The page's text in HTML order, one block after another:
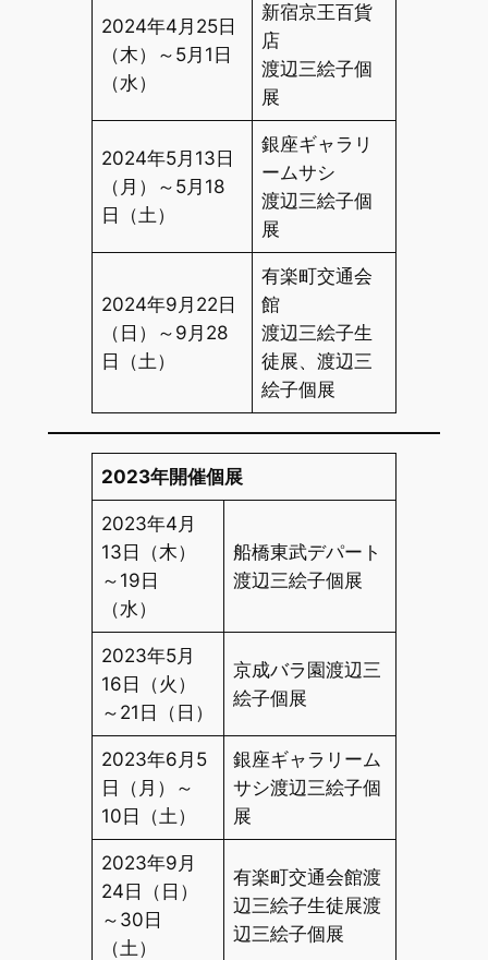
2024年4月25日
（木）～5月1日
（水）
新宿京王百貨
店
渡辺三絵子個
展
2024年5月13日
（月）～5月18
日（土）
銀座ギャラリ
ームサシ
渡辺三絵子個
展
2024年9月22日
（日）～9月28
日（土）
有楽町交通会
館
渡辺三絵子生
徒展、渡辺三
絵子個展
2023年開催個展
2023年4月
13日（木）
～19日
（水）
船橋東武デパート
渡辺三絵子個展
2023年5月
16日（火）
～21日（日）
京成バラ園渡辺三
絵子個展
2023年6月5
日（月）～
10日（土）
銀座ギャラリーム
サシ渡辺三絵子個
展
2023年9月
24日（日）
～30日
（土）
有楽町交通会館渡
辺三絵子生徒展渡
辺三絵子個展